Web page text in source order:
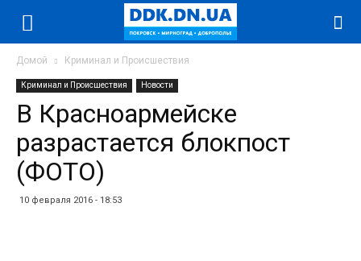
Домой Криминал и Происшествия
Криминал и Происшествия Новости
В Красноармейске
разрастается блокпост
(ФОТО)
10 февраля 2016 - 18:53